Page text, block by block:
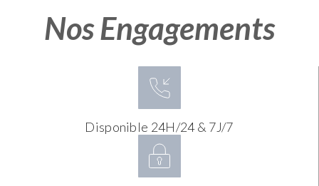
Nos Engagements
Disponible 24H/24 & 7J/7